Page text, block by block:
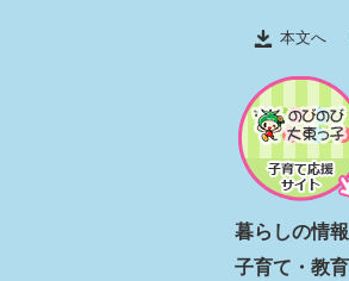
本文へ
暮らしの情報
子育て・教育